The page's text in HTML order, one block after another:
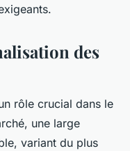
des
rôle crucial dans le
une large
variant du plus